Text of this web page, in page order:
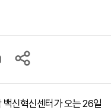
신혁신센터가 오는 26일